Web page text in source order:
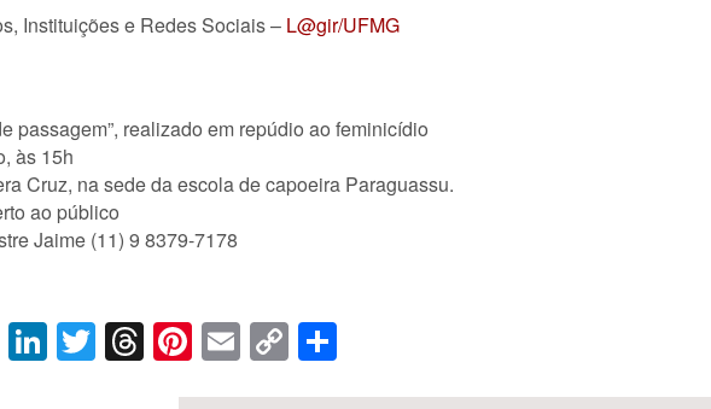
Instituições e Redes Sociais – L@gir/UFMG
passagem”, realizado em repúdio ao feminicídio
às 15h
Cruz, na sede da escola de capoeira Paraguassu.
ao público
Jaime (11) 9 8379-7178
X LinkedIn
Twitter
Threads
Pinterest
Email
Copy
Link